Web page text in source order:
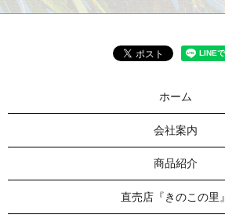
ホーム
会社案内
商品紹介
直売店『きのこの里』